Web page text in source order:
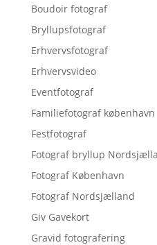
Boudoir fotograf
Bryllupsfotograf
Erhvervsfotograf
Erhvervsvideo
Eventfotograf
Familiefotograf københavn
Festfotograf
Fotograf bryllup
Fotograf København
Fotograf Nordsjælland
Giv Gavekort
Gravid fotografering